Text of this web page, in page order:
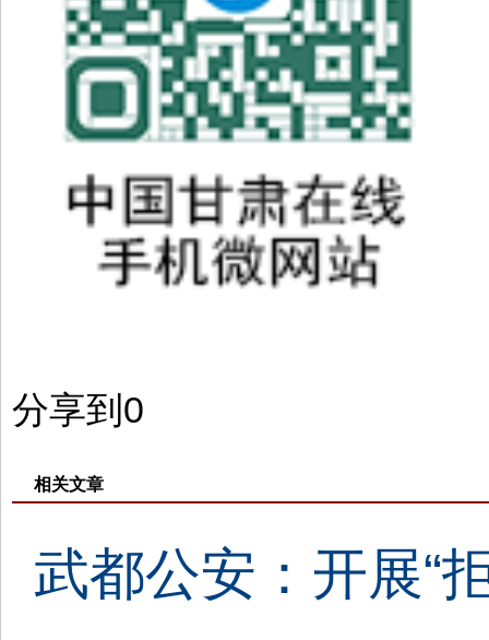
分享到 0
相关文章
武都公安：开展“